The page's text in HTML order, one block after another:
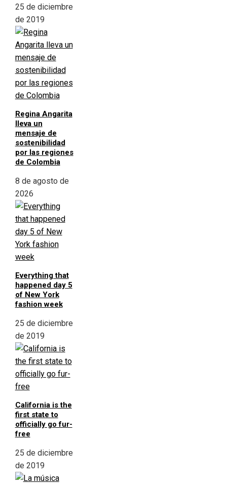
25 de diciembre
de 2019
Regina Angarita
lleva un
mensaje de
sostenibilidad
por las regiones
de Colombia
8 de agosto de
2026
Everything that
happened day 5
of New York
fashion week
25 de diciembre
de 2019
California is the
first state to
officially go fur-
free
25 de diciembre
de 2019